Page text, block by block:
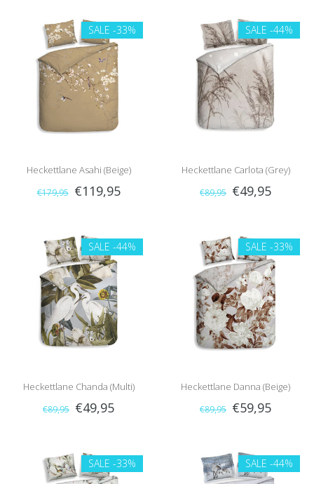
SALE -33%
Heckettlane Asahi (Beige)
€179,95 €119,95
SALE -44%
Heckettlane Carlota (Grey)
€89,95 €49,95
SALE -44%
Heckettlane Chanda (Multi)
€89,95 €49,95
SALE -33%
Heckettlane Danna (Beige)
€89,95 €59,95
SALE -33% SALE -44%